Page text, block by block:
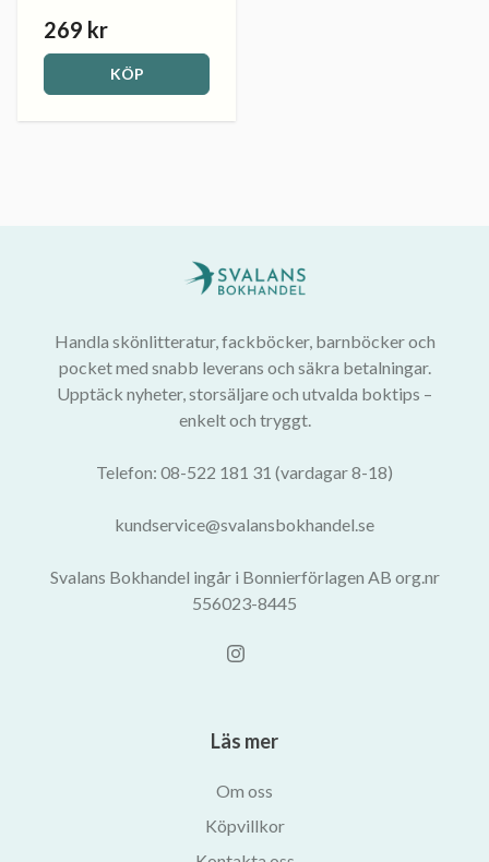
269 kr
KÖP
Handla skönlitteratur, fackböcker, barnböcker och
pocket med snabb leverans och säkra betalningar.
Upptäck nyheter, storsäljare och utvalda boktips –
enkelt och tryggt.
Telefon: 08-522 181 31 (vardagar 8-18)
kundservice@svalansbokhandel.se
Svalans Bokhandel ingår i Bonnierförlagen AB org.nr
556023-8445
Läs mer
Om oss
Köpvillkor